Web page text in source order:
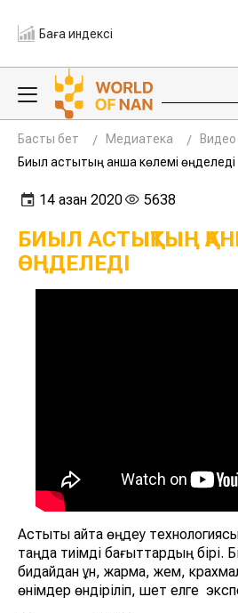
Баға индексі
Басты бет Медиатека
Видео
Биыл астықтың қанша көлемі өңделеді
14 қазан 2020 5638
БИЫЛ АСТЫҚТЫҢ
ӨҢДЕЛЕДІ
Астықты қайта өңдеу
таңда тиімді бағыттардың бірі.
бидайдан ұн, жарма, жем,
өнімдер өндіріліп, шет елге